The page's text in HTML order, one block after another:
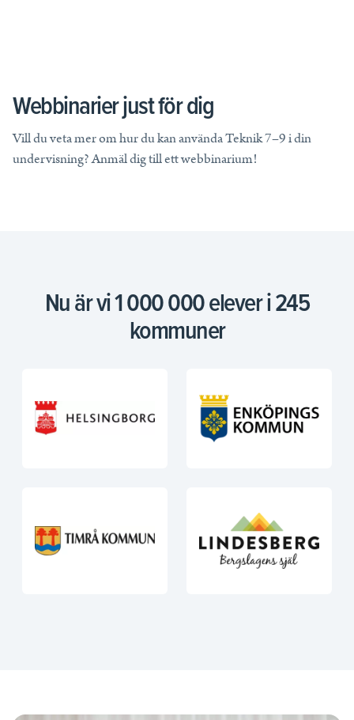
Webbinarier just för dig
Vill du veta mer om hur du kan använda Teknik 7–9 i din
undervisning? Anmäl dig till ett webbinarium!
Nu är vi 1 000 000 elever i 245
kommuner